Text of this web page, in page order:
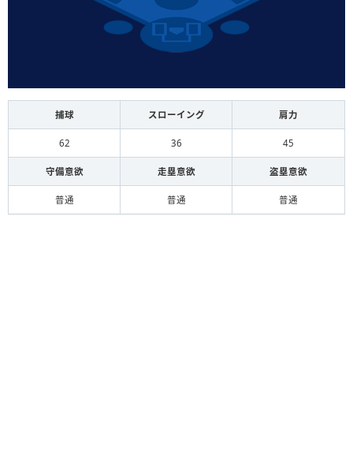
捕球 スローイング 肩力
62 36 45
守備意欲 走塁意欲 盗塁意欲
普通 普通 普通